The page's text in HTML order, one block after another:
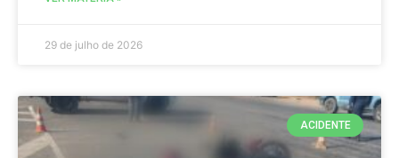
29 de julho de 2026
ACIDENTE